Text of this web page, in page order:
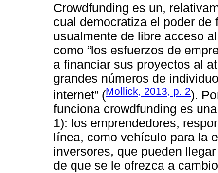
Crowdfunding es un,
cual democratiza el poder
usualmente de libre acceso
como “los esfuerzos de
a financiar sus proyectos al
grandes números de
internet” (Mollick, 2013, p. 2).
funciona crowdfunding es
1): los emprendedores,
línea, como vehículo para la
inversores, que pueden
de que se le ofrezca a